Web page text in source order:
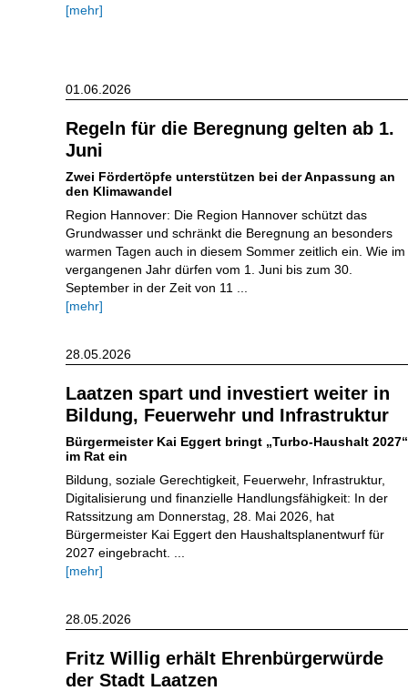
[mehr]
Regeln für die Beregnung gelten ab 1.
Juni
Zwei Fördertöpfe unterstützen bei der Anpassung an
den Klimawandel
Region Hannover: Die Region Hannover schützt das
Grundwasser und schränkt die Beregnung an besonders
warmen Tagen auch in diesem Sommer zeitlich ein. Wie im
vergangenen Jahr dürfen vom 1. Juni bis zum 30.
September in der Zeit von 11 ...
[mehr]
01.06.2026
Laatzen spart und investiert weiter in
Bildung, Feuerwehr und Infrastruktur
Bürgermeister Kai Eggert bringt „Turbo-Haushalt 2027“
im Rat ein
Bildung, soziale Gerechtigkeit, Feuerwehr, Infrastruktur,
Digitalisierung und finanzielle Handlungsfähigkeit: In der
Ratssitzung am Donnerstag, 28. Mai 2026, hat
Bürgermeister Kai Eggert den Haushaltsplanentwurf für
2027 eingebracht. ...
[mehr]
28.05.2026
Fritz Willig erhält Ehrenbürgerwürde
der Stadt Laatzen
28.05.2026